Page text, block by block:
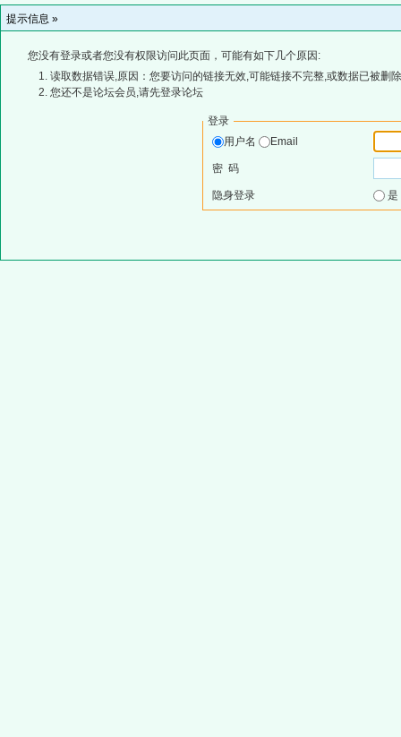
提示信息 »
您没有登录或者您没有权限访问此页面，可能有如下几个原因:
读取数据错误,原因：您要访问的链接无效,可能链接不完整,或数据已被删
您还不是论坛会员,请先登录论坛
登录
用户名
Email
密 码
隐身登录